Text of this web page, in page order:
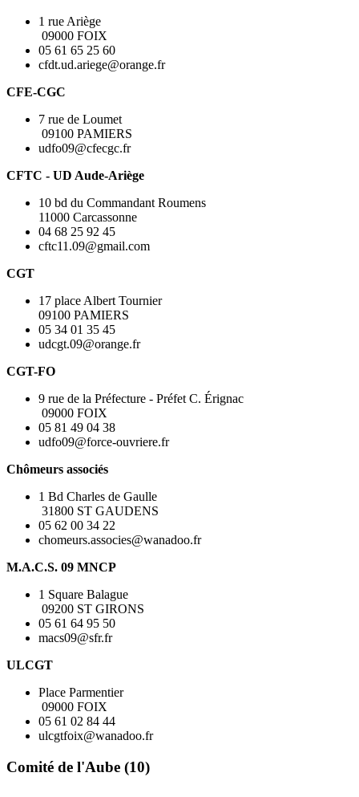
1 rue Ariège
09000 FOIX
05 61 65 25 60
cfdt.ud.ariege@orange.fr
CFE-CGC
7 rue de Loumet
09100 PAMIERS
udfo09@cfecgc.fr
CFTC - UD Aude-Ariège
10 bd du Commandant Roumens
11000 Carcassonne
04 68 25 92 45
cftc11.09@gmail.com
CGT
17 place Albert Tournier
09100 PAMIERS
05 34 01 35 45
udcgt.09@orange.fr
CGT-FO
9 rue de la Préfecture - Préfet C. Érignac
09000 FOIX
05 81 49 04 38
udfo09@force-ouvriere.fr
Chômeurs associés
1 Bd Charles de Gaulle
31800 ST GAUDENS
05 62 00 34 22
chomeurs.associes@wanadoo.fr
M.A.C.S. 09 MNCP
1 Square Balague
09200 ST GIRONS
05 61 64 95 50
macs09@sfr.fr
ULCGT
Place Parmentier
09000 FOIX
05 61 02 84 44
ulcgtfoix@wanadoo.fr
Comité de l'Aube (10)